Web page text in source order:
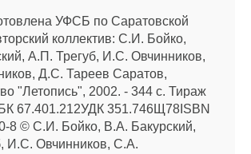
УФСБ по Саратовской
коллектив: С.И. Бойко,
А.П. Трегуб, И.С. Овчинников,
Д.С. Тареев Саратов,
"Летопись", 2002. - 344 c. Тираж
67.401.212УДК 351.746Щ78ISBN
8 © С.И. Бойко, В.А. Бакурский,
И.С. Овчинников, С.А.